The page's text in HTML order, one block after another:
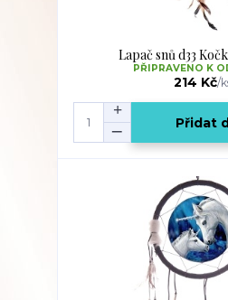
Lapač snů d33
214 Kč/
PŘIPRAVENO K
Přidat